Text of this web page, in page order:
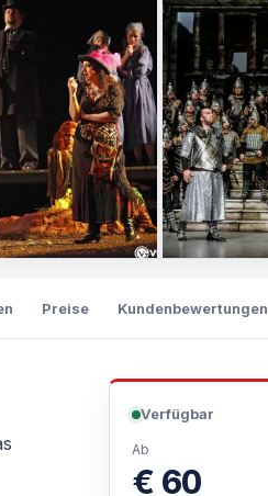
Preise Kundenbewertungen
Verfügbar
Ab
€ 60